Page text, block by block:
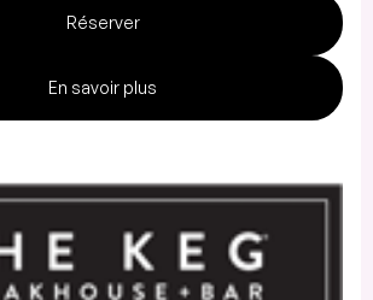
Réserver
En savoir plus